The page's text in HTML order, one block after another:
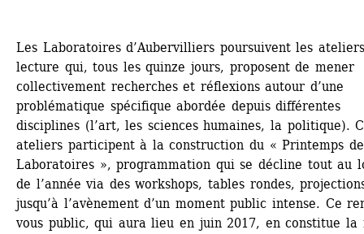
Les Laboratoires d’Aubervilliers poursuivent les
lecture qui, tous les quinze jours, proposent de mener
collectivement recherches et réflexions autour d’une
problématique spécifique abordée depuis différentes
disciplines (l’art, les sciences humaines, la politique).
ateliers participent à la construction du « Printemps
Laboratoires », programmation qui se décline tout au
de l’année via des workshops, tables rondes,
jusqu’à l’avènement d’un moment public intense. Ce
vous public, qui aura lieu en juin 2017, en constitue la